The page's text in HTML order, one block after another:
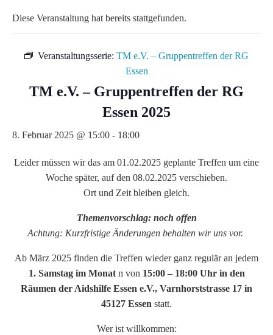
Diese Veranstaltung hat bereits stattgefunden.
Veranstaltungsserie: TM e.V. – Gruppentreffen der RG
Essen
TM e.V. – Gruppentreffen der RG
Essen 2025
8. Februar 2025 @ 15:00 - 18:00
Leider müssen wir das am 01.02.2025 geplante Treffen um eine
Woche später, auf den 08.02.2025 verschieben.
Ort und Zeit bleiben gleich.
Themenvorschlag: noch offen
Achtung: Kurzfristige Änderungen behalten wir uns vor.
Ab März 2025 finden die Treffen wieder ganz regulär an jedem
1. Samstag im Monatn von15:00 – 18:00 Uhr in den
Räumen der Aidshilfe Essen e.V., Varnhorststrasse 17 in
45127 Essen statt.
Wer ist willkommen: